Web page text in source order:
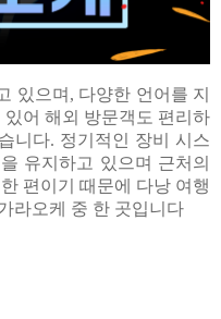
있으며, 다양한 언어를 지
어 해외 방문객도 편리하
니다. 정기적인 장비 시스
유지하고 있으며 근처의
편이기 때문에 다낭 여행
라오케 중 한 곳입니다